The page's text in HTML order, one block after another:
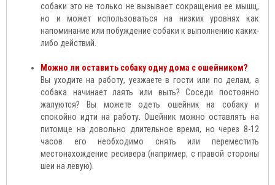
собаки это не только не вызывает сокращения ее мышц,
но и может использоваться на низких уровнях как
напоминание или побуждение собаки к выполнению каких-
либо действий.
Можно ли оставить собаку одну дома с ошейником?
Вы уходите на работу, уезжаете в гости или по делам, а
собака начинает лаять или выть? Соседи постоянно
жалуются? Вы можете одеть ошейник на собаку и
спокойно идти на работу. Ошейник можно оставлять на
питомце на довольно длительное время, но через 8-12
часов его необходимо снять или переместить
местонахождение ресивера (например, с правой стороны
шеи на левую).